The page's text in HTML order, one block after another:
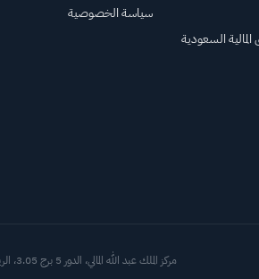
لأسهمه اليوم
السعودية
سياسة الخصوصية
مركز الملك عبد الله المالي، الدور 5 برج 3.05، الرياض 13519، المملكة العربية السعودية